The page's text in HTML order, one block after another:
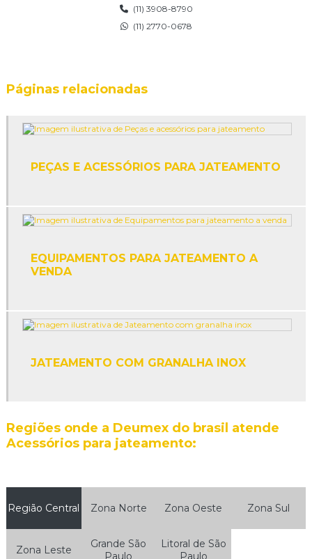
Esfera de vidro para jateamento
Fornecedor de microesfera de vidro
Fornecedores de granalha
Granalha de aço angular
Granalha de aço esférica
Granalha de aço preço
Granalha angular
Granalha de arame cortado
(11) 3908-8790
(11) 2770-0678
Páginas relacionadas
PEÇAS E ACESSÓRIOS PARA JATEAMENTO
EQUIPAMENTOS PARA JATEAMENTO A
VENDA
JATEAMENTO COM GRANALHA INOX
Regiões onde a Deumex do brasil atende
Acessórios para jateamento:
Região Central Zona Norte Zona Oeste Zona Sul
Zona Leste
Grande São
Paulo
Litoral de São
Paulo